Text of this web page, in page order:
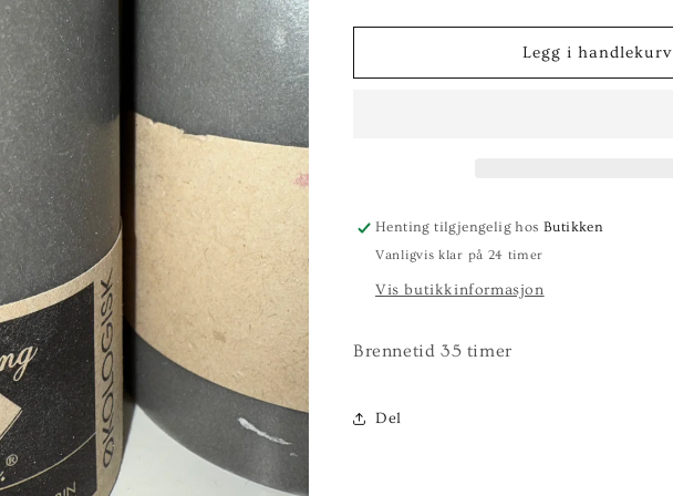
for
10CM
for
KUBBELYS
10CM
Legg i handlekurv
Henting tilgjengelig hos Butikken
Vanligvis klar på 24 timer
Vis butikkinformasjon
Brennetid 35 timer
Del